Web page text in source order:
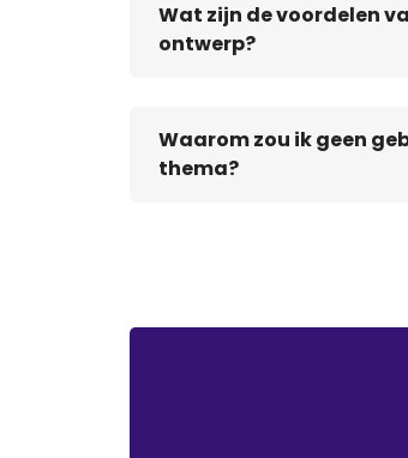
Wat zijn de voordelen
ontwerp?
Waarom zou ik geen
thema?